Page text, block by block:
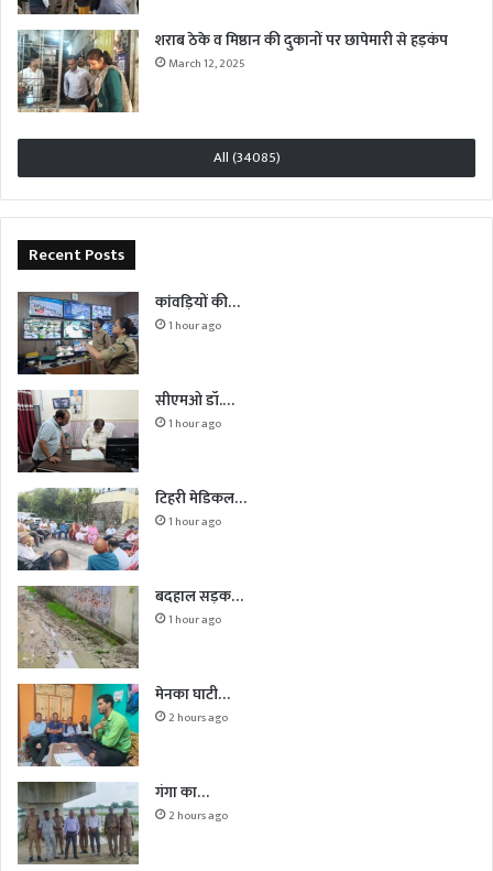
शराब ठेके व मिष्ठान की दुकानों पर छापेमारी से हड़कंप
March 12, 2025
All (34085)
Recent Posts
कांवड़ियों की…
1 hour ago
सीएमओ डॉ.…
1 hour ago
टिहरी मेडिकल…
1 hour ago
बदहाल सड़क…
1 hour ago
मेनका घाटी…
2 hours ago
गंगा का…
2 hours ago